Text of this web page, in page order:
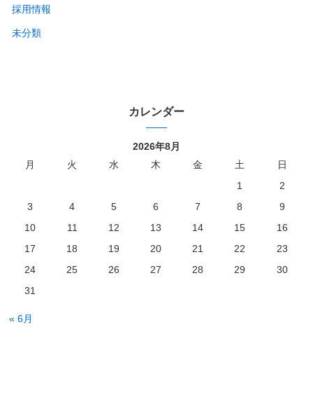
採用情報
未分類
カレンダー
2026年8月
月
火 水 木 金 土
日
1
2
3
4 5 6 7 8
9
10
11 12 13 14 15
16
17
18 19 20 21 22
23
24
25 26 27 28 29
30
31
« 6月